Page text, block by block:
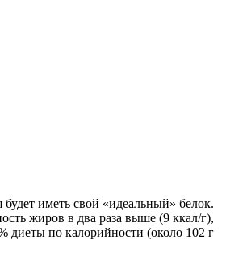
иметь свой «идеальный» белок.
жиров в два раза выше (9 ккал/г),
диеты по калорийности (около 102 г